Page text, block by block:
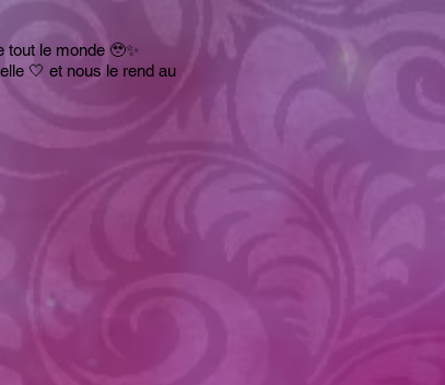
le monde 🥹✨
🤍 et nous le rend au